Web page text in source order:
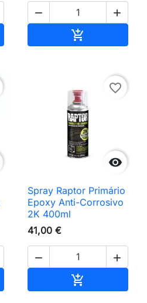
 


favorite_border
Spray Raptor Primário
Epoxy Anti-Corrosivo
2K 400ml
41,00 €
 
